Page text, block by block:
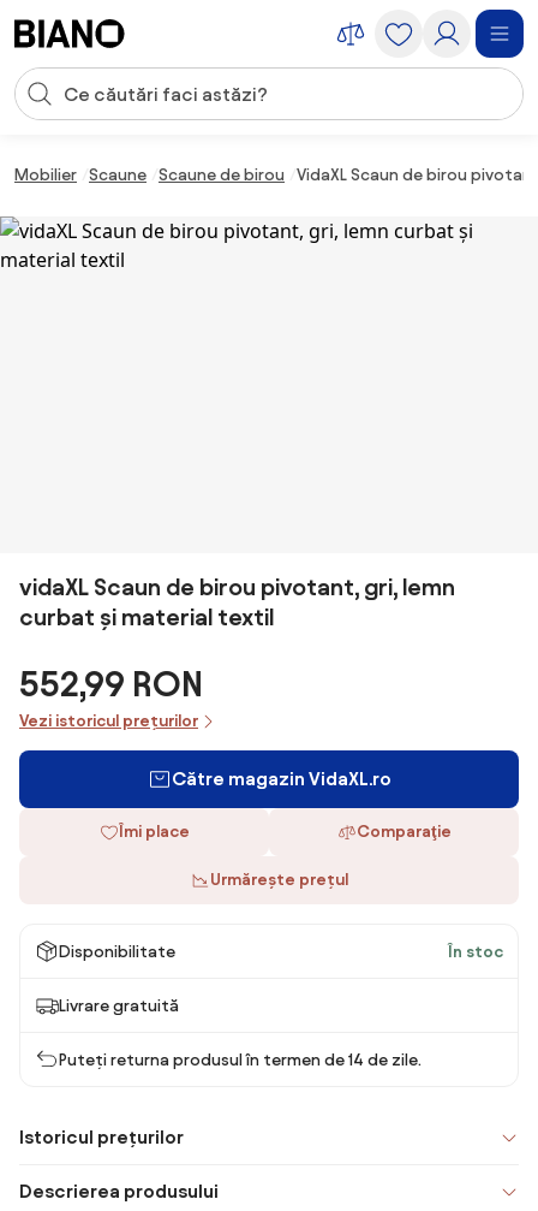
Introducerea căutării
Mobilier Scaune Scaune de birou VidaXL Scaun de birou
vidaXL Scaun de birou pivotant, gri, lemn
curbat și material textil
552,99 RON
Vezi istoricul prețurilor
Către magazin VidaXL.ro
Îmi place Comparaţie
Urmărește prețul
Disponibilitate În stoc
Livrare gratuită
Puteți returna produsul în termen de 14 de zile.
Istoricul prețurilor
Descrierea produsului